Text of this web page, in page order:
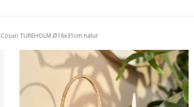
Coșuri TUREHOLM Ø16x31cm natur